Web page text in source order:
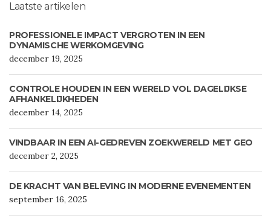
Laatste artikelen
PROFESSIONELE IMPACT VERGROTEN IN EEN
DYNAMISCHE WERKOMGEVING
december 19, 2025
CONTROLE HOUDEN IN EEN WERELD VOL DAGELIJKSE
AFHANKELIJKHEDEN
december 14, 2025
VINDBAAR IN EEN AI-GEDREVEN ZOEKWERELD MET GEO
december 2, 2025
DE KRACHT VAN BELEVING IN MODERNE EVENEMENTEN
september 16, 2025